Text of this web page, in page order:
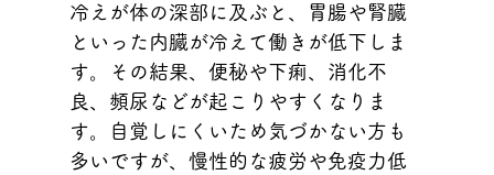
冷えが体の深部に及ぶと、胃腸や腎臓
といった内臓が冷えて働きが低下しま
す。その結果、便秘や下痢、消化不
良、頻尿などが起こりやすくなりま
す。自覚しにくいため気づかない方も
多いですが、慢性的な疲労や免疫力低